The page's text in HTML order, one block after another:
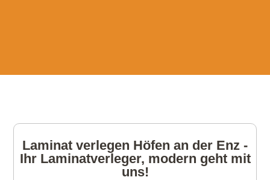
Laminat verlegen Höfen an der Enz -
Ihr Laminatverleger, modern geht mit
uns!